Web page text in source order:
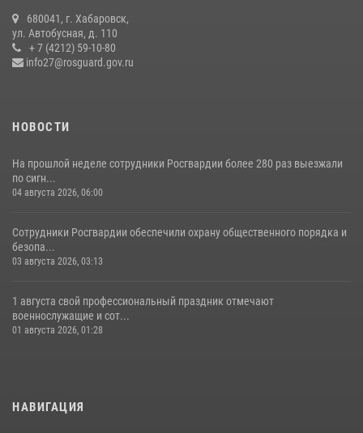
гражданам государственные услуги в сфере оборота оружия,
частной детективной и охранной деятельности
17 июля 2026, 03:45
680041, г. Хабаровск,
ул. Автобусная, д. 110
+ 7 (4212) 59-10-80
info27@rosguard.gov.ru
НОВОСТИ
На прошлой неделе сотрудники Росгвардии более 280 раз выезжали
по сигн...
04 августа 2026, 06:00
Сотрудники Росгвардии обеспечили охрану общественного порядка и
безопа...
03 августа 2026, 03:13
1 августа свой профессиональный праздник отмечают
военнослужащие и сот...
01 августа 2026, 01:28
НАВИГАЦИЯ